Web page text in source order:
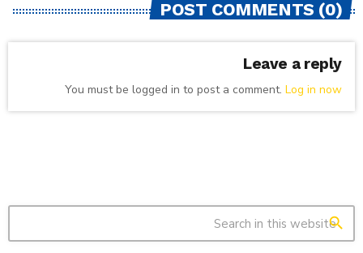
POST COMMENTS (0)
Leave a reply
You must be logged in to post a comment. Log in now
search